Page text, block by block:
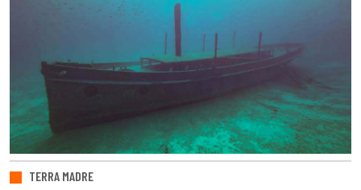
TERRA MADRE